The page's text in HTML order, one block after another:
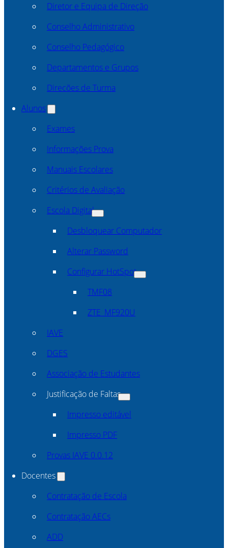
Diretor e Equipa de Direção
Conselho Administrativo
Conselho Pedagógico
Departamentos e Grupos
Direcões de Turma
Alunos
Exames
Informações Prova
Manuais Escolares
Critérios de Avaliação
Escola Digital
Desbloquear Computador
Alterar Password
Configurar HotSpot
TMF08
ZTE_MF920U
IAVE
DGES
Associação de Estudantes
Justificação de Faltas
Impresso editável
Impresso PDF
Provas IAVE 0.0.12
Docentes
Contratação de Escola
Contratação AECs
ADD